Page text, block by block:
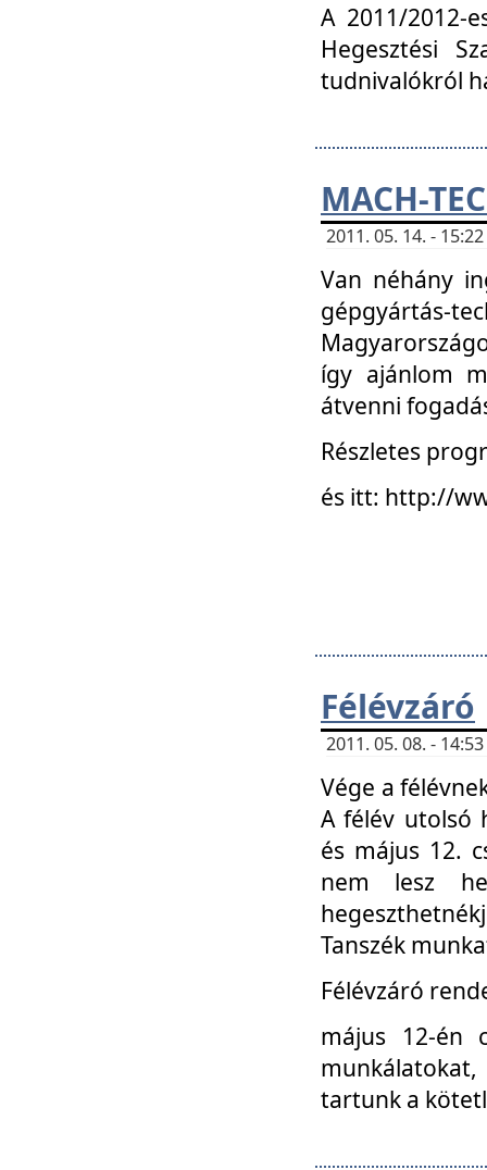
A 2011/2012-
Hegesztési
tudnivalókról
MACH-
2011. 05. 14. -
Van néhány
gépgyártás-
így ajánlom
átvenni
Részletes
és itt: http://
Félévzáró
2011. 05. 08. -
Vége a
A félév utolsó
és május 12.
nem lesz
Tanszék
Félévzáró
május 12-én
tartunk a